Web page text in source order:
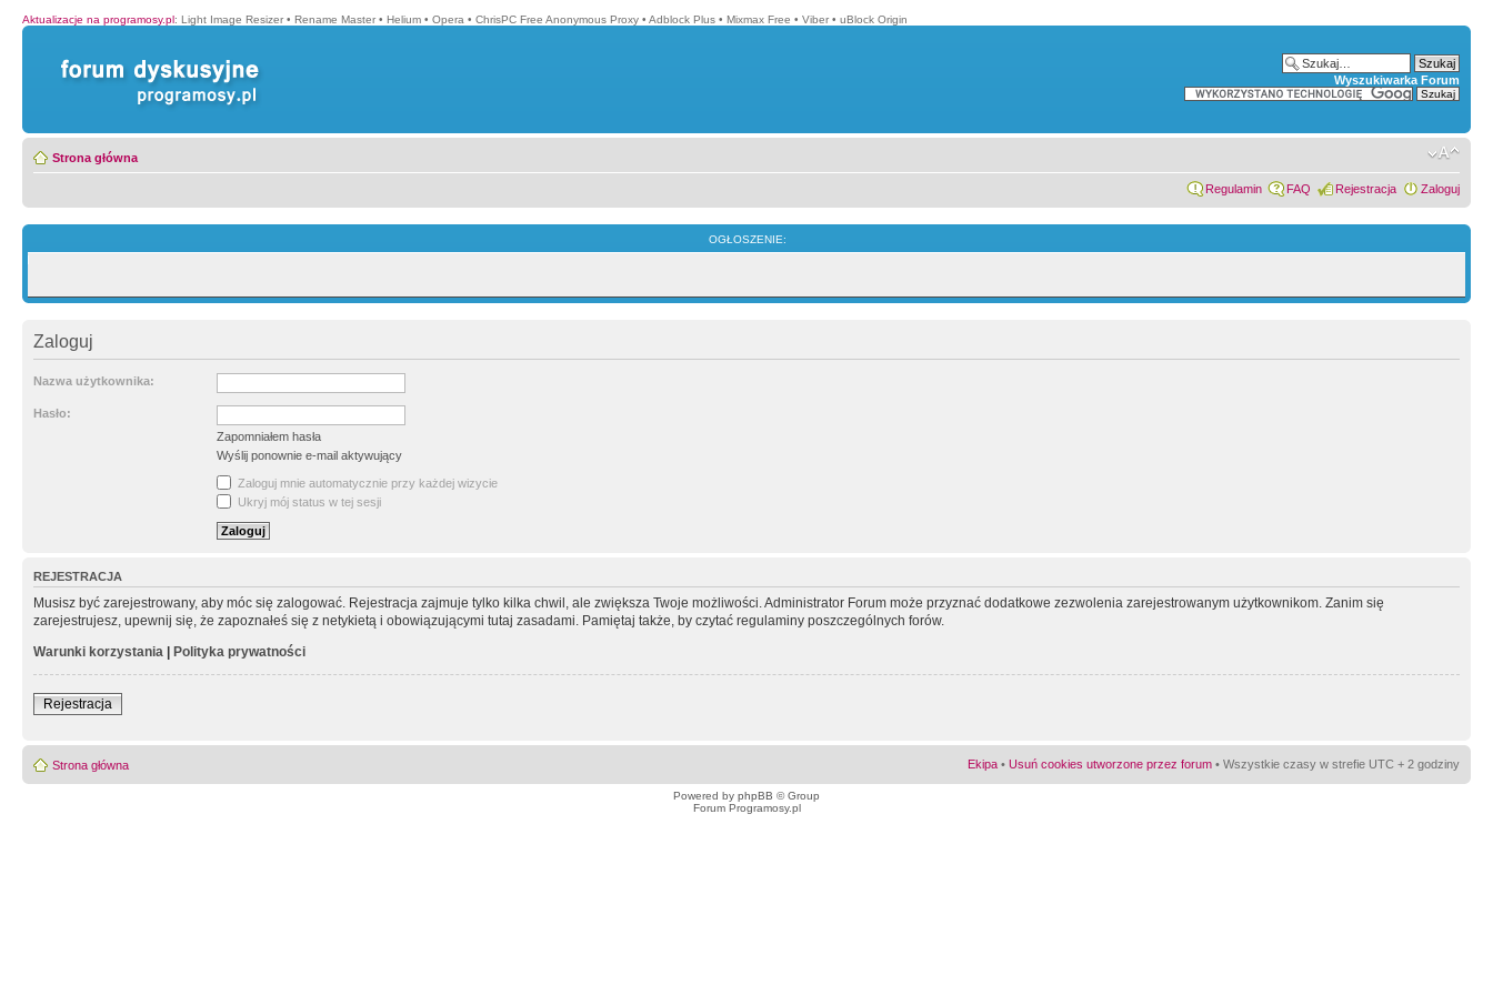
Aktualizacje na programosy.pl: Light Image Resizer • Rename Master • Helium • Opera • ChrisPC Free Anonymous Proxy • Adblock Plus • Mixmax Free • Viber • uBlock Origin
Wyszukiwarka Forum
Strona główna
Regulamin FAQ Rejestracja Zaloguj
OGŁOSZENIE:
Zaloguj
Nazwa użytkownika:
Hasło:
Zapomniałem hasła
Wyślij ponownie e-mail aktywujący
Zaloguj mnie automatycznie przy każdej wizycie
Ukryj mój status w tej sesji
REJESTRACJA
Musisz być zarejestrowany, aby móc się zalogować. Rejestracja zajmuje tylko kilka chwil, ale zwiększa Twoje możliwości. Administrator Forum może przyznać dodatkowe zezwolenia zarejestrowanym użytkownikom. Zanim się
zarejestrujesz, upewnij się, że zapoznałeś się z netykietą i obowiązującymi tutaj zasadami. Pamiętaj także, by czytać regulaminy poszczególnych forów.
Warunki korzystania | Polityka prywatności
Rejestracja
Strona główna Ekipa • Usuń cookies utworzone przez forum • Wszystkie czasy w strefie UTC + 2 godziny
Powered by phpBB © Group
Forum Programosy.pl